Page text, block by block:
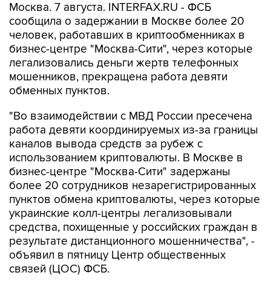
Москва. 7 августа. INTERFAX.RU - ФСБ
сообщила о задержании в Москве более 20
человек, работавших в криптообменниках в
бизнес-центре "Москва-Сити", через которые
легализовались деньги жертв телефонных
мошенников, прекращена работа девяти
обменных пунктов.
"Во взаимодействии с МВД России пресечена
работа девяти координируемых из-за границы
каналов вывода средств за рубеж с
использованием криптовалюты. В Москве в
бизнес-центре "Москва-Сити" задержаны
более 20 сотрудников незарегистрированных
пунктов обмена криптовалюты, через которые
украинские колл-центры легализовывали
средства, похищенные у российских граждан в
результате дистанционного мошенничества", -
объявил в пятницу Центр общественных
связей (ЦОС) ФСБ.